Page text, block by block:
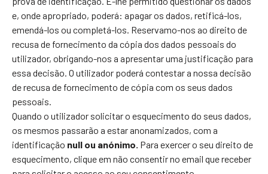
e, onde apropriado, poderá: apagar os dados, retificá-los,
emendá-los ou completá-los. Reservamo-nos ao direito de
recusa de fornecimento da cópia dos dados pessoais do
utilizador, obrigando-nos a apresentar uma justificação para
essa decisão. O utilizador poderá contestar a nossa decisão
de recusa de fornecimento de cópia com os seus dados
pessoais.
Quando o utilizador solicitar o esquecimento do seus dados,
os mesmos passarão a estar anonamizados, com a
identificação null ou anónimo. Para exercer o seu direito de
esquecimento, clique em não consentir no email que receber